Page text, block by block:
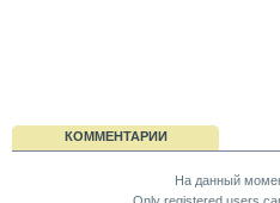
КОММЕНТАРИИ
На данный